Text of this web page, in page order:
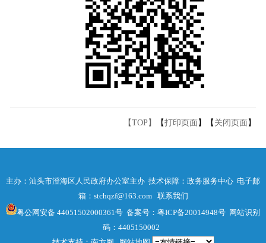
【TOP】 【打印页面 】【 关闭页面 】
主办：汕头市澄海区人民政府办公室主办 技术保障：政务服务中心 电子邮
箱：stchqzf@163.com 联系我们
粤公网安备 44051502000361号 备案号：粤ICP备20014948号 网站识别
码：4405150002